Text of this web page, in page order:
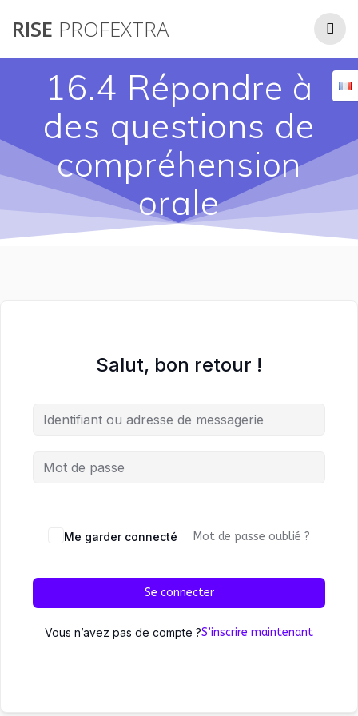
RISE PROFEXTRA
16.4 Répondre à
des questions de
compréhension
orale
Salut, bon retour !
Me garder connecté Mot de passe oublié ?
Se connecter
Vous n’avez pas de compte ?S’inscrire maintenant